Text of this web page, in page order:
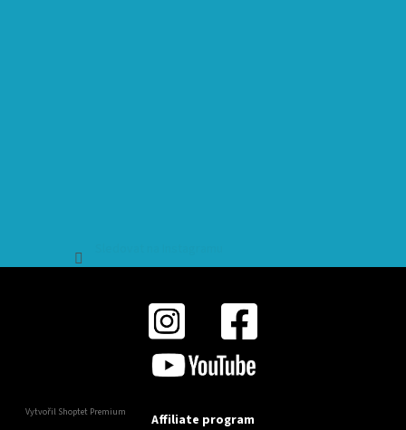
Vytvořil Shoptet Premium Affiliate program